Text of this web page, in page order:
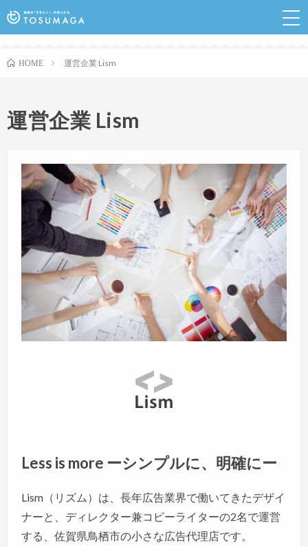
HOME 運営企業 Lism
運営企業 Lism
Less is more ーシンプルに、明確にー
Lism（リズム）は、長年広告業界で働いてきたデザイ
ナーと、ディレクター兼コピーライターの2名で運営
する、佐賀県鳥栖市の小さな広告代理店です。